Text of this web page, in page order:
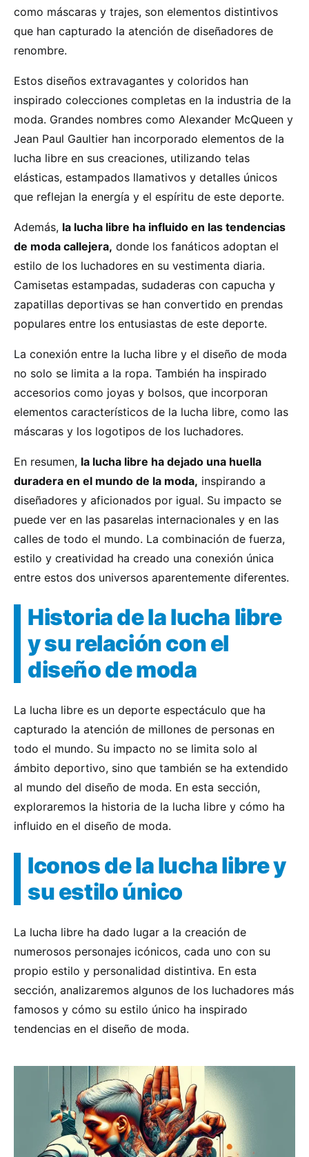
como máscaras y trajes, son elementos distintivos
que han capturado la atención de diseñadores de
renombre.
Estos diseños extravagantes y coloridos han
inspirado colecciones completas en la industria de la
moda. Grandes nombres como Alexander McQueen y
Jean Paul Gaultier han incorporado elementos de la
lucha libre en sus creaciones, utilizando telas
elásticas, estampados llamativos y detalles únicos
que reflejan la energía y el espíritu de este deporte.
Además, la lucha libre ha influido en las tendencias
de moda callejera, donde los fanáticos adoptan el
estilo de los luchadores en su vestimenta diaria.
Camisetas estampadas, sudaderas con capucha y
zapatillas deportivas se han convertido en prendas
populares entre los entusiastas de este deporte.
La conexión entre la lucha libre y el diseño de moda
no solo se limita a la ropa. También ha inspirado
accesorios como joyas y bolsos, que incorporan
elementos característicos de la lucha libre, como las
máscaras y los logotipos de los luchadores.
En resumen, la lucha libre ha dejado una huella
duradera en el mundo de la moda, inspirando a
diseñadores y aficionados por igual. Su impacto se
puede ver en las pasarelas internacionales y en las
calles de todo el mundo. La combinación de fuerza,
estilo y creatividad ha creado una conexión única
entre estos dos universos aparentemente diferentes.
Historia de la lucha libre
y su relación con el
diseño de moda
La lucha libre es un deporte espectáculo que ha
capturado la atención de millones de personas en
todo el mundo. Su impacto no se limita solo al
ámbito deportivo, sino que también se ha extendido
al mundo del diseño de moda. En esta sección,
exploraremos la historia de la lucha libre y cómo ha
influido en el diseño de moda.
Iconos de la lucha libre y
su estilo único
La lucha libre ha dado lugar a la creación de
numerosos personajes icónicos, cada uno con su
propio estilo y personalidad distintiva. En esta
sección, analizaremos algunos de los luchadores más
famosos y cómo su estilo único ha inspirado
tendencias en el diseño de moda.